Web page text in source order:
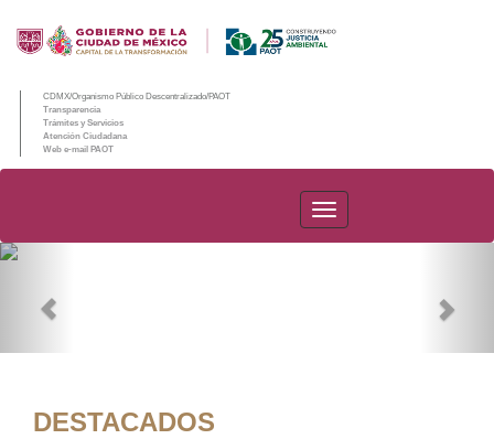
CDMX/Organismo Público Descentralizado/PAOT
Transparencia
Trámites y Servicios
Atención Ciudadana
Web e-mail PAOT
PAOT
DESTACADOS